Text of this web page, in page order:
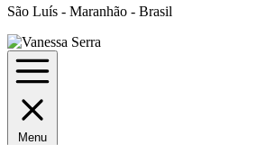
São Luís - Maranhão - Brasil
Menu